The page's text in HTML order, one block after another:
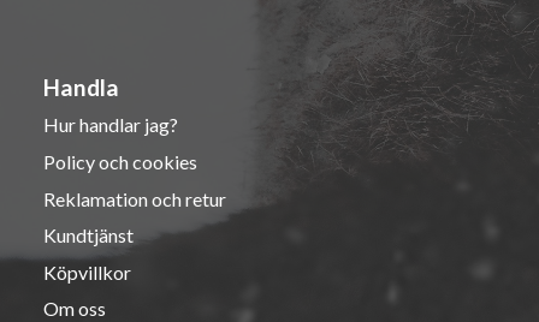
Handla
Hur handlar jag?
Policy och cookies
Reklamation och retur
Kundtjänst
Köpvillkor
Om oss